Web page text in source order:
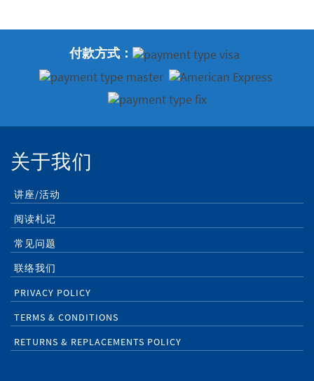
付款方式：
关于我们
讲座/活动
阅读札记
常见问题
联络我们
PRIVACY POLICY
TERMS & CONDITIONS
RETURNS & REPLACEMENTS POLICY